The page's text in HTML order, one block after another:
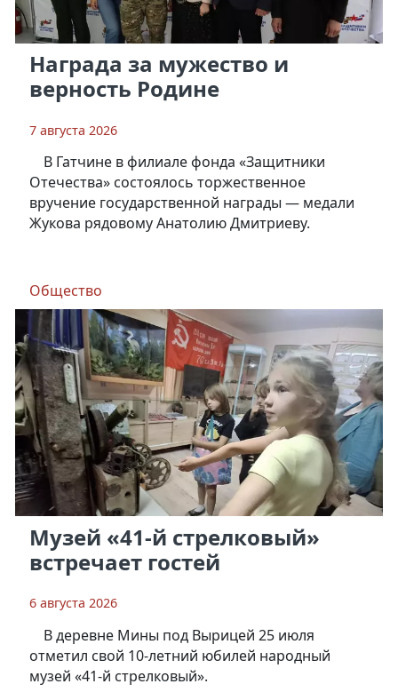
Награда за мужество и
верность Родине
7 августа 2026
В Гатчине в филиале фонда «Защитники
Отечества» состоялось торжественное
вручение государственной награды — медали
Жукова рядовому Анатолию Дмитриеву.
Общество
Музей «41-й стрелковый»
встречает гостей
6 августа 2026
В деревне Мины под Вырицей 25 июля
отметил свой 10-летний юбилей народный
музей «41-й стрелковый».